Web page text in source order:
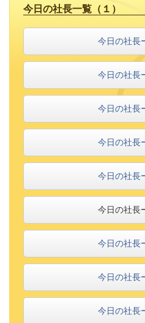
今日の社長一覧（１）
今日の社長
今日の社長
今日の社長
今日の社長
今日の社長
今日の社長
今日の社長
今日の社長
今日の社長